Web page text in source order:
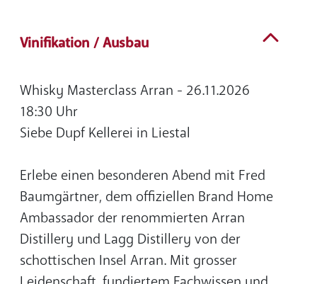
Vinifikation / Ausbau
Whisky Masterclass Arran - 26.11.2026
18:30 Uhr
Siebe Dupf Kellerei in Liestal
Erlebe einen besonderen Abend mit Fred
Baumgärtner, dem offiziellen Brand Home
Ambassador der renommierten Arran
Distillery und Lagg Distillery von der
schottischen Insel Arran. Mit grosser
Leidenschaft, fundiertem Fachwissen und